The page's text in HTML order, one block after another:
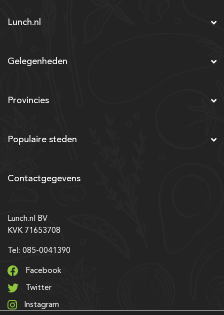
Lunch.nl
Gelegenheden
Provincies
Populaire steden
Contactgegevens
Lunch.nl BV
KVK 71653708
Tel: 085-0041390
Facebook
Twitter
Instagram